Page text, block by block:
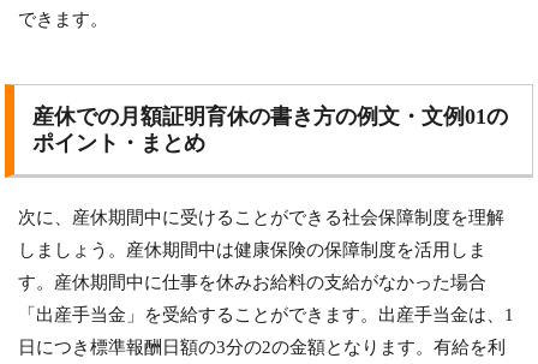
できます。
産休での月額証明育休の書き方の例文・文例01の
ポイント・まとめ
次に、産休期間中に受けることができる社会保障制度を理解
しましょう。産休期間中は健康保険の保障制度を活用しま
す。産休期間中に仕事を休みお給料の支給がなかった場合
「出産手当金」を受給することができます。出産手当金は、1
日につき標準報酬日額の3分の2の金額となります。有給を利